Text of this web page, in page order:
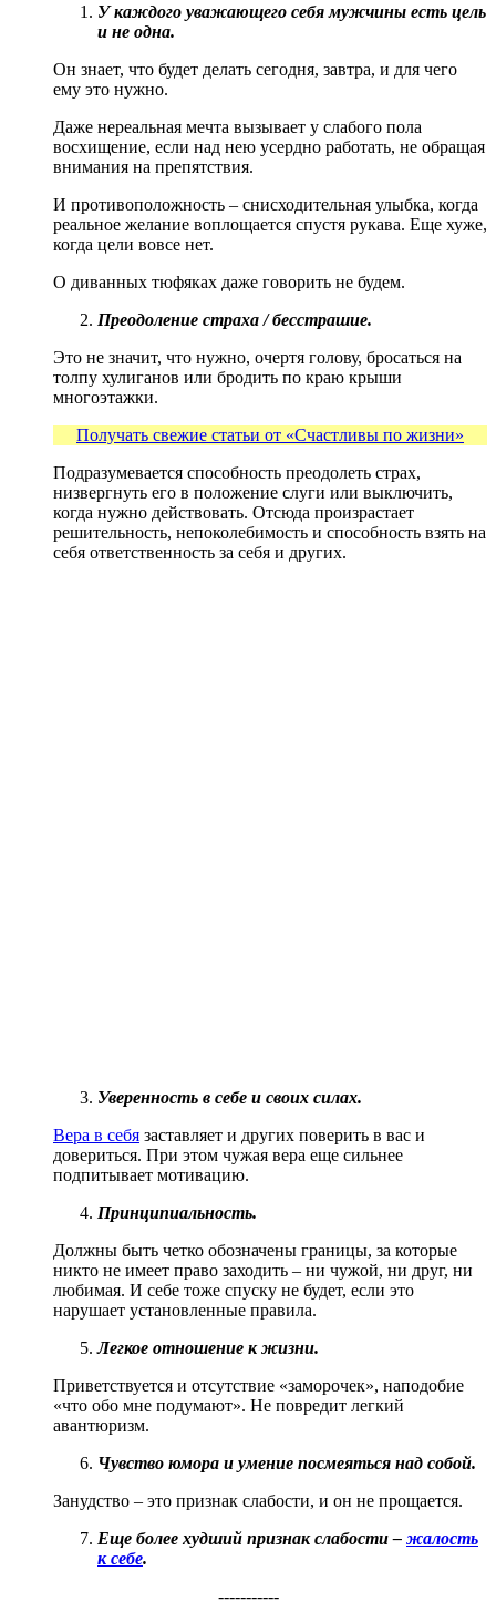
У каждого уважающего себя мужчины есть цель
и не одна.
Он знает, что будет делать сегодня, завтра, и для чего
ему это нужно.
Даже нереальная мечта вызывает у слабого пола
восхищение, если над нею усердно работать, не обращая
внимания на препятствия.
И противоположность – снисходительная улыбка, когда
реальное желание воплощается спустя рукава. Еще хуже,
когда цели вовсе нет.
О диванных тюфяках даже говорить не будем.
Преодоление страха / бесстрашие.
Это не значит, что нужно, очертя голову, бросаться на
толпу хулиганов или бродить по краю крыши
многоэтажки.
Получать свежие статьи от «Счастливы по жизни»
Подразумевается способность преодолеть страх,
низвергнуть его в положение слуги или выключить,
когда нужно действовать. Отсюда произрастает
решительность, непоколебимость и способность взять на
себя ответственность за себя и других.
Уверенность в себе и своих силах.
Вера в себя заставляет и других поверить в вас и
довериться. При этом чужая вера еще сильнее
подпитывает мотивацию.
Принципиальность.
Должны быть четко обозначены границы, за которые
никто не имеет право заходить – ни чужой, ни друг, ни
любимая. И себе тоже спуску не будет, если это
нарушает установленные правила.
Легкое отношение к жизни.
Приветствуется и отсутствие «заморочек», наподобие
«что обо мне подумают». Не повредит легкий
авантюризм.
Чувство юмора и умение посмеяться над собой.
Занудство – это признак слабости, и он не прощается.
Еще более худший признак слабости – жалость
к себе.
-----------